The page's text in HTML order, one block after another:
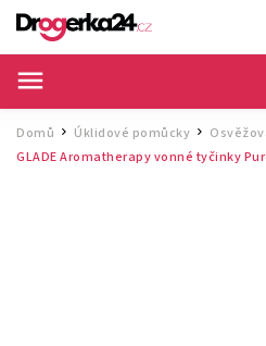
Domů / Úklidové pomůcky /
GLADE Aromatherapy vonné tyčinky